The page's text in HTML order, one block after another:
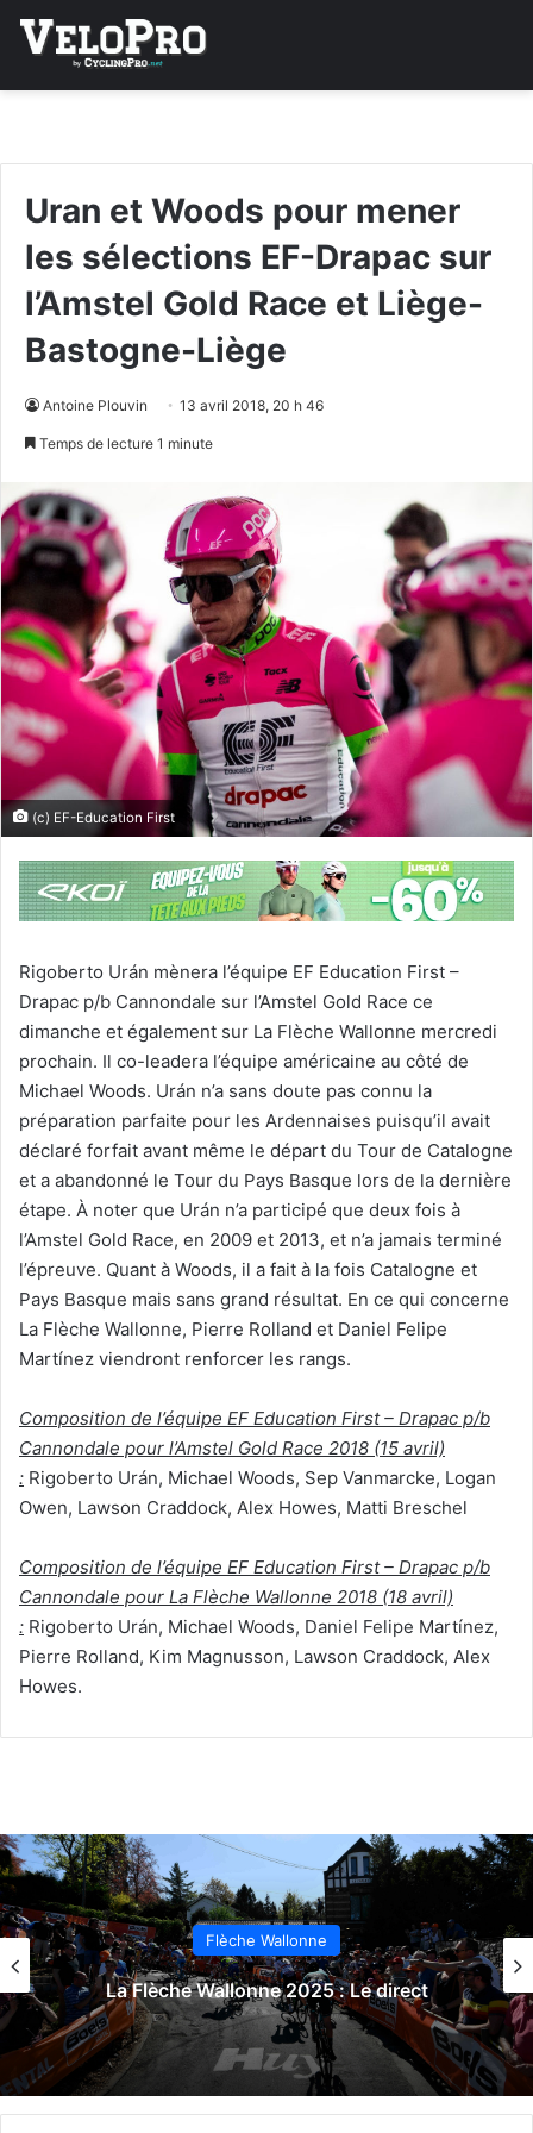
Uran et Woods pour mener
les sélections EF-Drapac sur
l’Amstel Gold Race et Liège-
Bastogne-Liège
Antoine Plouvin 13 avril 2018, 20 h 46
Temps de lecture 1 minute
(c) EF-Education First
Rigoberto Urán mènera l’équipe EF Education First –
Drapac p/b Cannondale sur l’Amstel Gold Race ce
dimanche et également sur La Flèche Wallonne mercredi
prochain. Il co-leadera l’équipe américaine au côté de
Michael Woods. Urán n’a sans doute pas connu la
préparation parfaite pour les Ardennaises puisqu’il avait
déclaré forfait avant même le départ du Tour de Catalogne
et a abandonné le Tour du Pays Basque lors de la dernière
étape. À noter que Urán n’a participé que deux fois à
l’Amstel Gold Race, en 2009 et 2013, et n’a jamais terminé
l’épreuve. Quant à Woods, il a fait à la fois Catalogne et
Pays Basque mais sans grand résultat. En ce qui concerne
La Flèche Wallonne, Pierre Rolland et Daniel Felipe
Martínez viendront renforcer les rangs.
Composition de l’équipe EF Education First – Drapac p/b
Cannondale pour l’Amstel Gold Race 2018 (15 avril)
: Rigoberto Urán, Michael Woods, Sep Vanmarcke, Logan
Owen, Lawson Craddock, Alex Howes, Matti Breschel
Composition de l’équipe EF Education First – Drapac p/b
Cannondale pour La Flèche Wallonne 2018 (18 avril)
: Rigoberto Urán, Michael Woods, Daniel Felipe Martínez,
Pierre Rolland, Kim Magnusson, Lawson Craddock, Alex
Howes.
Flèche Wallonne
La Flèche Wallonne 2025 : Le direct